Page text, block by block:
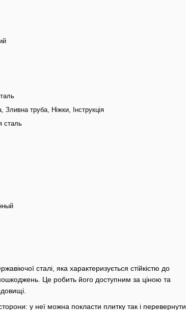
Зливна труба, Ніжки, Інструкція
сталь
сталі, яка характеризується стійкістю до
Це робить його доступним за ціною та
у неї можна покласти плитку так і перевернути